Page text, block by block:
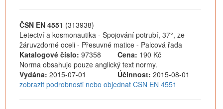
ČSN EN 4551 (313938)
Letectví a kosmonautika - Spojování potrubí, 37°, ze
žáruvzdorné oceli - Přesuvné matice - Palcová řada
Katalogové číslo: 97358 Cena: 190 Kč
Norma obsahuje pouze anglický text normy.
Vydána: 2015-07-01 Účinnost: 2015-08-01
zobrazit podrobnosti nebo objednat ČSN EN 4551